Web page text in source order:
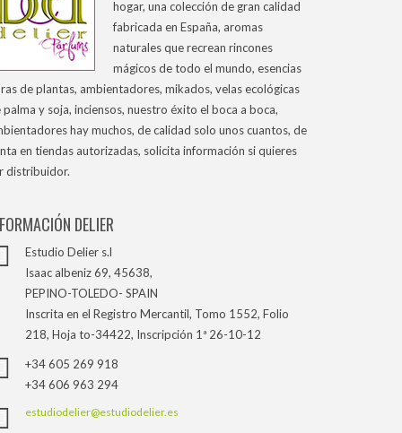
hogar, una colección de gran calidad
fabricada en España, aromas
naturales que recrean rincones
mágicos de todo el mundo, esencias
de plantas, ambientadores, mikados, velas ecológicas
palma y soja, inciensos, nuestro éxito el boca a boca,
hay muchos, de calidad solo unos cuantos, de
en tiendas autorizadas, solicita información si quieres
distribuidor.
DELIER
Estudio Delier s.l
Isaac albeniz 69, 45638,
PEPINO-TOLEDO- SPAIN
Inscrita en el Registro Mercantil, Tomo 1552, Folio
218, Hoja to-34422, Inscripción 1ª 26-10-12
+34 605 269 918
+34 606 963 294
estudiodelier@estudiodelier.es